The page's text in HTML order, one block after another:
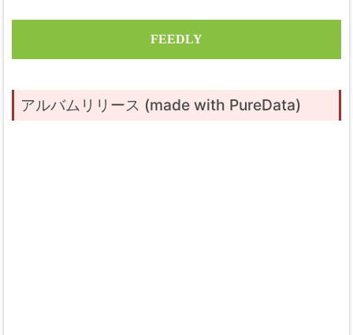
FEEDLY
アルバムリリース (made with PureData)